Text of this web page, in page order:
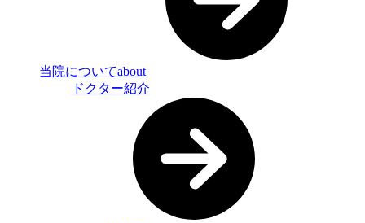
当院についてabout
ドクター紹介